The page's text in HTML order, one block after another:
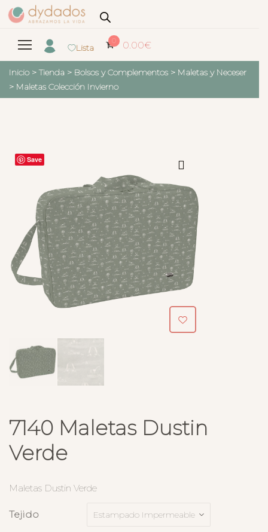
Lista
0 0.00€
Inicio > Tienda > Bolsos y Complementos > Maletas y Neceser
> Maletas Colección Invierno
Save
7140 Maletas Dustin
Verde
Maletas Dustin Verde
Tejido